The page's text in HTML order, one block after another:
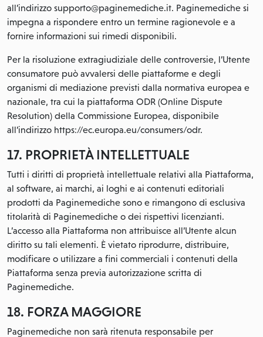
all’indirizzo supporto@paginemediche.it. Paginemediche si
impegna a rispondere entro un termine ragionevole e a
fornire informazioni sui rimedi disponibili.
Per la risoluzione extragiudiziale delle controversie, l’Utente
consumatore può avvalersi delle piattaforme e degli
organismi di mediazione previsti dalla normativa europea e
nazionale, tra cui la piattaforma ODR (Online Dispute
Resolution) della Commissione Europea, disponibile
all’indirizzo https://ec.europa.eu/consumers/odr.
17. PROPRIETÀ INTELLETTUALE
Tutti i diritti di proprietà intellettuale relativi alla Piattaforma,
al software, ai marchi, ai loghi e ai contenuti editoriali
prodotti da Paginemediche sono e rimangono di esclusiva
titolarità di Paginemediche o dei rispettivi licenzianti.
L’accesso alla Piattaforma non attribuisce all’Utente alcun
diritto su tali elementi. È vietato riprodurre, distribuire,
modificare o utilizzare a fini commerciali i contenuti della
Piattaforma senza previa autorizzazione scritta di
Paginemediche.
18. FORZA MAGGIORE
Paginemediche non sarà ritenuta responsabile per